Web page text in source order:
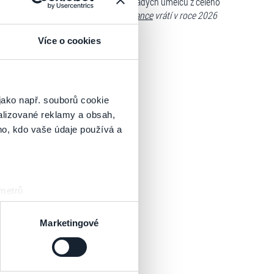
Více o cookies
např. souborů cookie
reklamy a obsah,
kdo vaše údaje používá a
prstu)
. Svůj souhlas
Marketingové
Lord of the Dancevrátí v roce 2026
a vrátíme jim úsměv do tváří.“